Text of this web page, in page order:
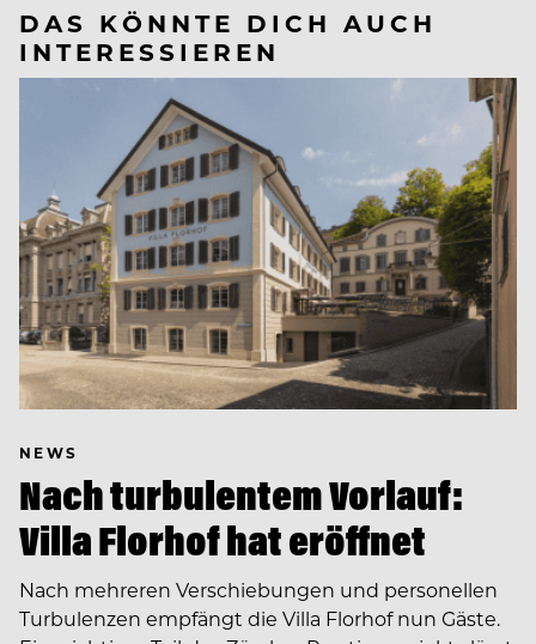
DAS KÖNNTE DICH AUCH
INTERESSIEREN
NEWS
Nach turbulentem Vorlauf:
Villa Florhof hat eröffnet
Nach mehreren Verschiebungen und personellen
Turbulenzen empfängt die Villa Florhof nun Gäste.